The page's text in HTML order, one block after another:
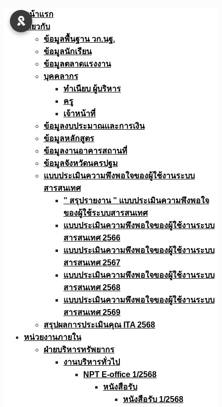
Skip
หน้าแรก
เกี่ยวกับ
ข้อมูลพื้นฐาน วก.นฐ.
ข้อมูลนักเรียน
ข้อมูลตลาดแรงงาน
บุคคลากร
ทำเนียบ ผู้บริหาร
ครู
เจ้าหน้าที่
ข้อมูลงบประมาณเเละการเงิน
ข้อมูลหลักสูตร
ข้อมูลงานอาคารสถานที่
ข้อมูลจังหวัดนครปฐม
แบบประเมินความพึงพอใจของผู้ใช้งานระบบ
สารสนเทศ
” สรุปรายงาน ” แบบประเมินความพึงพอใจ
ของผู้ใช้ระบบสารสนเทศ
แบบประเมินความพึงพอใจของผู้ใช้งานระบบ
สารสนเทศ 2566
แบบประเมินความพึงพอใจของผู้ใช้งานระบบ
สารสนเทศ 2567
แบบประเมินความพึงพอใจของผู้ใช้งานระบบ
สารสนเทศ 2568
แบบประเมินความพึงพอใจของผู้ใช้งานระบบ
สารสนเทศ 2569
สรุปผลการประเมินคุณ ITA 2568
หน่วยงานภายใน
ฝ่ายบริหารทรัพยากร
งานบริหารทั่วไป
NPT E-office 1/2568
หนังสือรับ
หนังสือรับ 1/2568